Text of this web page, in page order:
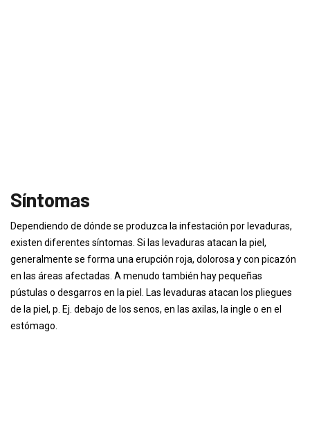
Síntomas
Dependiendo de dónde se produzca la infestación por levaduras,
existen diferentes síntomas. Si las levaduras atacan la piel,
generalmente se forma una erupción roja, dolorosa y con picazón
en las áreas afectadas. A menudo también hay pequeñas
pústulas o desgarros en la piel. Las levaduras atacan los pliegues
de la piel, p. Ej. debajo de los senos, en las axilas, la ingle o en el
estómago.